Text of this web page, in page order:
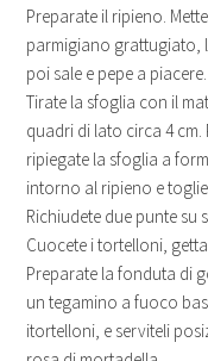
Preparate il ripieno.
parmigiano grattugiato,
poi sale e pepe a piacere.
Tirate la sfoglia con il
quadri di lato circa 4
ripiegate la sfoglia a
intorno al ripieno e
Richiudete due punte su
Cuocete i tortelloni,
Preparate la fonduta di
un tegamino a fuoco
itortelloni, e serviteli